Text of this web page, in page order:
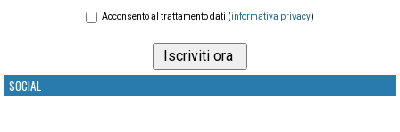
Acconsento al trattamento dati (informativa privacy)
SOCIAL